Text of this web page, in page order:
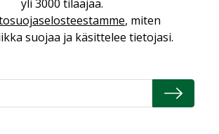
KAIKKI
yli 3000 tilaajaa.
, miten
suojaa ja käsittelee tietojasi.